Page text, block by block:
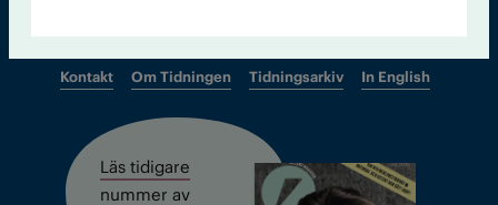
Kontakt Om Tidningen Tidningsarkiv In English
Läs tidigare
nummer av